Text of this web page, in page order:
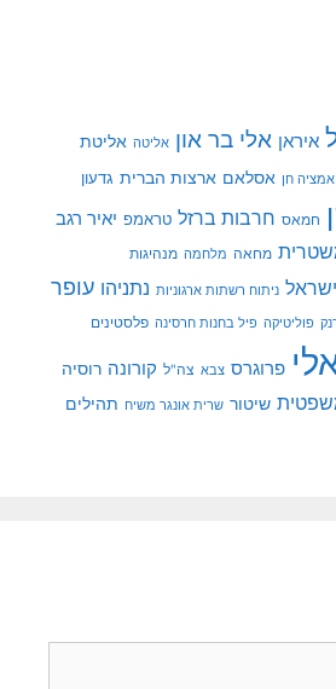
איראן אלי בר און אליטה אליטת
אמציה חן אסלאם ארצות הברית גדעון
חמאס חרבות ברזל טראמפ יאיר רגב
מחאה מלחמה מנהיגות
ניתוח רשתות ארגוניות נתניהו עופר
פוליטיקה פיל בחנות חרסינה פלסטינים
פרוגרס צבא צה"ל קורונה רוסיה
שיטור שרית אונגר משיח תהילים